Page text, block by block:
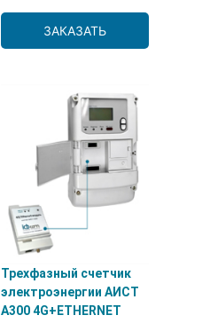
ЗАКАЗАТЬ
Трехфазный счетчик
электроэнергии АИСТ
А300 4G+ETHERNET